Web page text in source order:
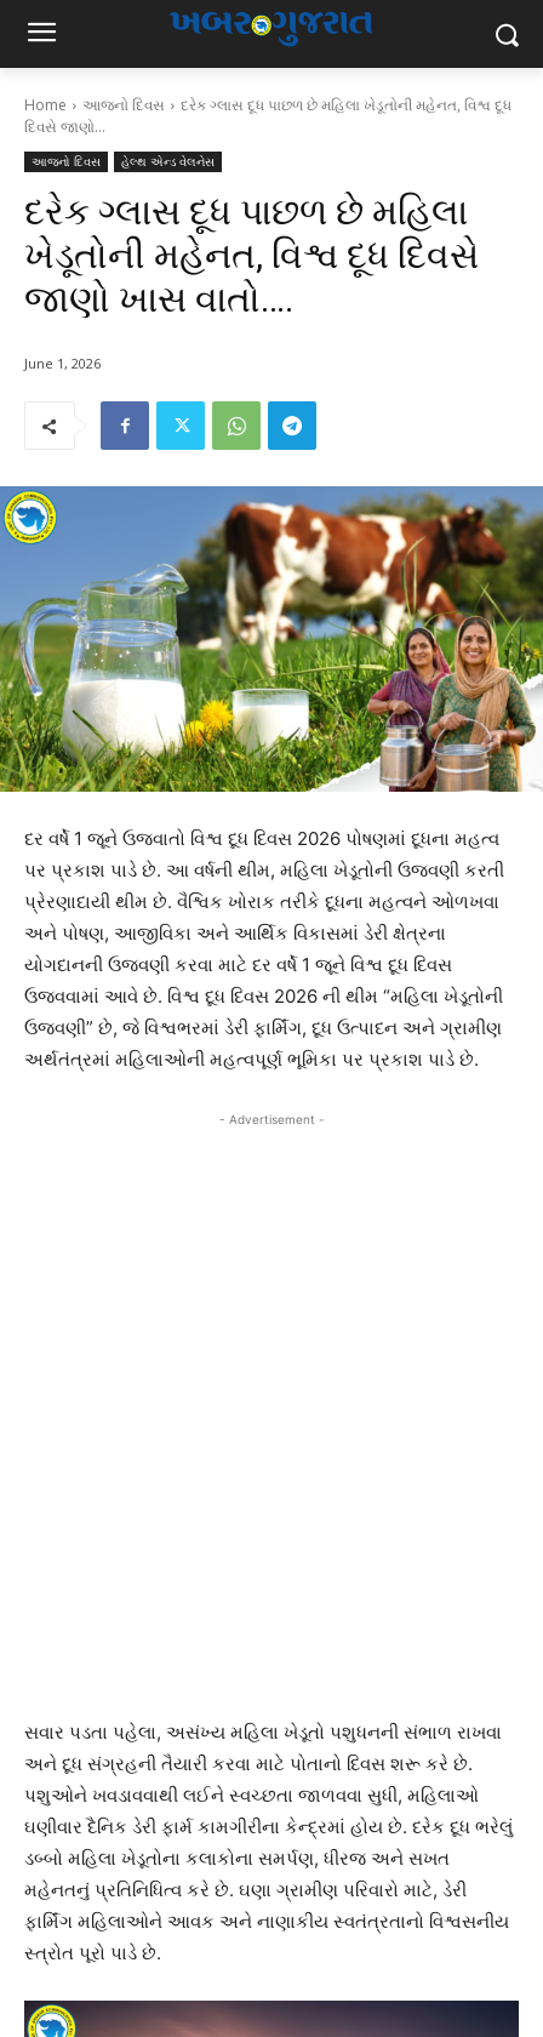
Home આજનો દિવસ
દરેક ગ્લાસ દૂધ પાછળ છે મહિલા ખેડૂતોની મહેનત, વિશ્વ દૂધ
દિવસે જાણો...
આજનો દિવસ હેલ્થ એન્ડ વેલનેસ
દરેક ગ્લાસ દૂધ પાછળ છે મહિલા
ખેડૂતોની મહેનત, વિશ્વ દૂધ દિવસે
જાણો ખાસ વાતો….
June 1, 2026
દર વર્ષે 1 જૂને ઉજવાતો વિશ્વ દૂધ દિવસ 2026 પોષણમાં દૂધના મહત્વ
પર પ્રકાશ પાડે છે. આ વર્ષની થીમ, મહિલા ખેડૂતોની ઉજવણી કરતી
પ્રેરણાદાયી થીમ છે. વૈશ્વિક ખોરાક તરીકે દૂધના મહત્વને ઓળખવા
અને પોષણ, આજીવિકા અને આર્થિક વિકાસમાં ડેરી ક્ષેત્રના
યોગદાનની ઉજવણી કરવા માટે દર વર્ષે 1 જૂને વિશ્વ દૂધ દિવસ
ઉજવવામાં આવે છે. વિશ્વ દૂધ દિવસ 2026 ની થીમ “મહિલા ખેડૂતોની
ઉજવણી” છે, જે વિશ્વભરમાં ડેરી ફાર્મિંગ, દૂધ ઉત્પાદન અને ગ્રામીણ
અર્થતંત્રમાં મહિલાઓની મહત્વપૂર્ણ ભૂમિકા પર પ્રકાશ પાડે છે.
- Advertisement -
સવાર પડતા પહેલા, અસંખ્ય મહિલા ખેડૂતો પશુધનની સંભાળ રાખવા
અને દૂધ સંગ્રહની તૈયારી કરવા માટે પોતાનો દિવસ શરૂ કરે છે.
પશુઓને ખવડાવવાથી લઈને સ્વચ્છતા જાળવવા સુધી, મહિલાઓ
ઘણીવાર દૈનિક ડેરી ફાર્મ કામગીરીના કેન્દ્રમાં હોય છે. દરેક દૂધ ભરેલું
ડબ્બો મહિલા ખેડૂતોના કલાકોના સમર્પણ, ધીરજ અને સખત
મહેનતનું પ્રતિનિધિત્વ કરે છે. ઘણા ગ્રામીણ પરિવારો માટે, ડેરી
ફાર્મિંગ મહિલાઓને આવક અને નાણાકીય સ્વતંત્રતાનો વિશ્વસનીય
સ્ત્રોત પૂરો પાડે છે.